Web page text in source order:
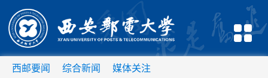
西邮要闻 综合新闻 媒体关注